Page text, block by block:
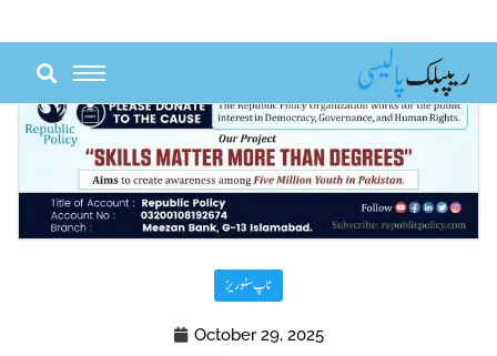
content
ٹاپ سٹوریز
October 29, 2025